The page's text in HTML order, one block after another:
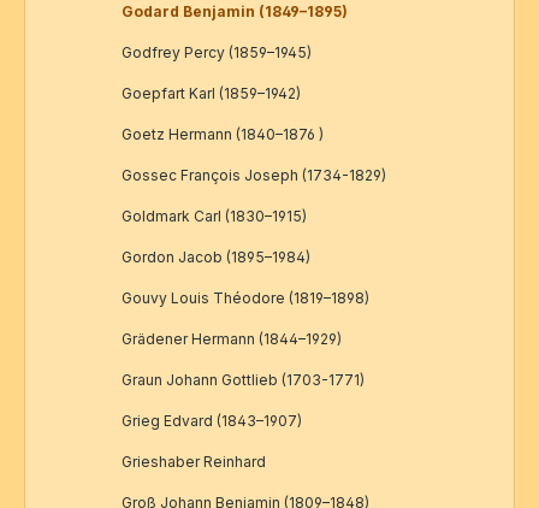
Godard Benjamin (1849–1895)
Godfrey Percy (1859–1945)
Goepfart Karl (1859–1942)
Goetz Hermann (1840–1876 )
Gossec François Joseph (1734-1829)
Goldmark Carl (1830–1915)
Gordon Jacob (1895–1984)
Gouvy Louis Théodore (1819–1898)
Grädener Hermann (1844–1929)
Graun Johann Gottlieb (1703-1771)
Grieg Edvard (1843–1907)
Grieshaber Reinhard
Groß Johann Benjamin (1809–1848)